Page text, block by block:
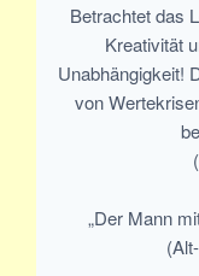
Betrachtet das
Kreativität
Unabhängigkeit!
von
„Der Mann